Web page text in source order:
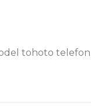
tohoto